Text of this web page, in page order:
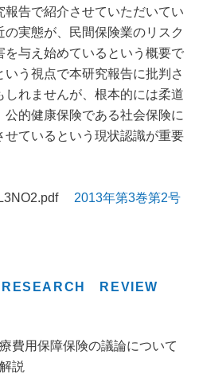
報告で紹介させていただいてい
実態が、民間保険業のリスク
を与え始めているという概要で
う視点で本研究報告に批判さ
れませんが、根本的には柔道
的健康保険である社会保険に
せているという現状認識が重要
2013年第3巻第2号
RESEARCH REVIEW
費用保障保険の議論について
説